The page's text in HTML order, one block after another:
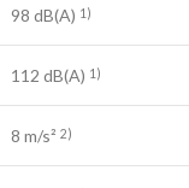
98 dB(A) 1)
112 dB(A) 1)
8 m/s² 2)